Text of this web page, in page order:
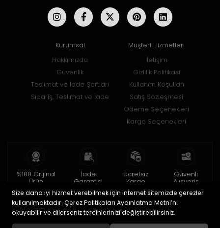
Kurumsal
Hakkımızda
Güvenlik
Teslimat ve İade Şartları
Sipariş, Teslimat ve İade
Müşteri Hizmetleri
İletişim
Gizlilik Politikası
Kullanım Koşulları
Satış Sözleşmesi
Ödeme Seçenekleri
Kargo Seçenekleri
%100 Orijinal
Ürün
2 yıl garanti
İade
Garantisi
15 gün içinde
iade
Ücretsiz
Kargo
150 TL ve üzeri
Güvenli
Alışveriş
256bit SSL ile
Size daha iyi hizmet verebilmek için internet sitemizde çerezler
kullanılmaktadır. Çerez Politikaları Aydınlatma Metni’ni
okuyabilir ve dilerseniz tercihlerinizi değiştirebilirsiniz.